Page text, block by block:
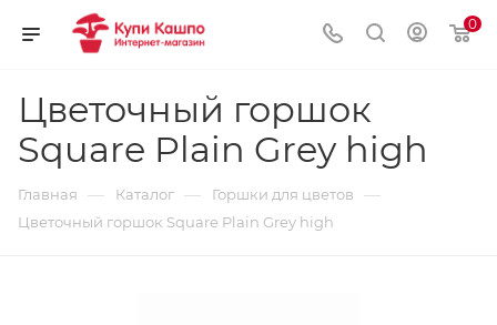
0
Цветочный горшок
Square Plain Grey high
Главная — Каталог — Горшки для цветов —
Цветочный горшок Square Plain Grey high